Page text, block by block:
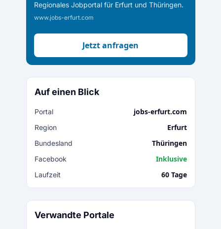
Regionales Jobportal für Erfurt und Thüringen.
www.jobs-erfurt.com
Jetzt anfragen
Auf einen Blick
Portal jobs-erfurt.com
Region Erfurt
Bundesland Thüringen
Facebook Inklusive
Laufzeit 60 Tage
Verwandte Portale